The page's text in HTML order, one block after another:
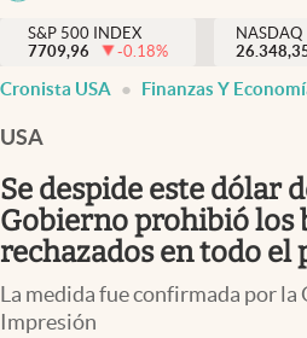
DÓLAR
Inmigración
Espiritual
Streaming
PC y mobile
S&P 500 INDEX
7709,96
-0.18%
NASDAQ
Cronista USA Finanzas Y
USA
Se despide este dólar
Gobierno prohibió los
rechazados en todo el
La medida fue confirmada por la
Impresión